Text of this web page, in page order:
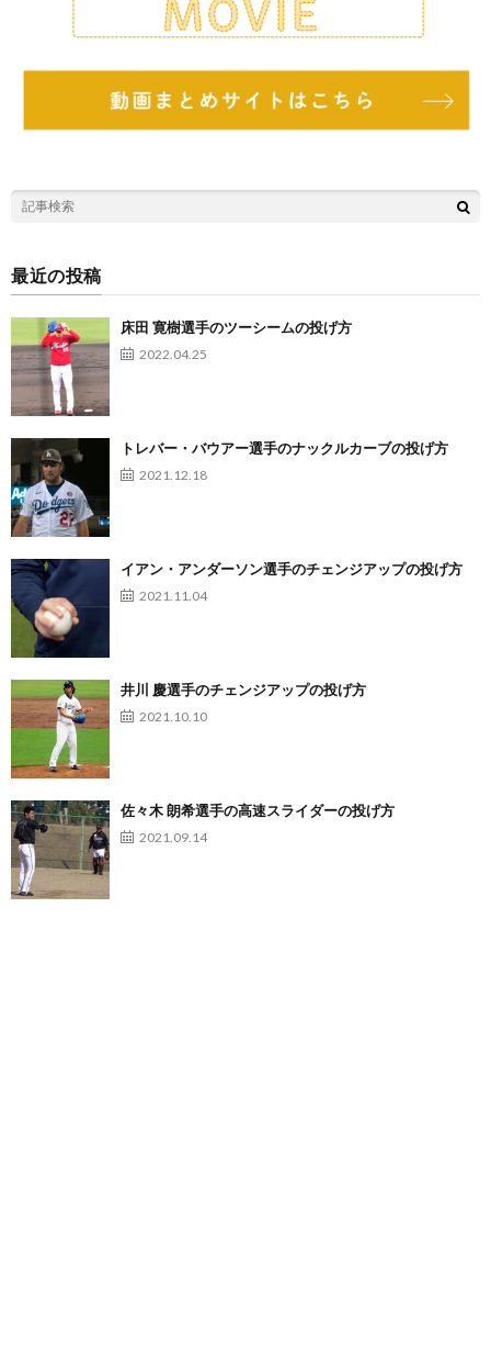
最近の投稿
床田 寛樹選手のツーシームの投げ方
2022.04.25
トレバー・バウアー選手のナックルカーブの投げ方
2021.12.18
イアン・アンダーソン選手のチェンジアップの投げ方
2021.11.04
井川 慶選手のチェンジアップの投げ方
2021.10.10
佐々木 朗希選手の高速スライダーの投げ方
2021.09.14